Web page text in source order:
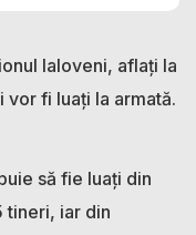
Ialoveni, aflați la
fi luați la armată.
să fie luați din
tineri, iar din